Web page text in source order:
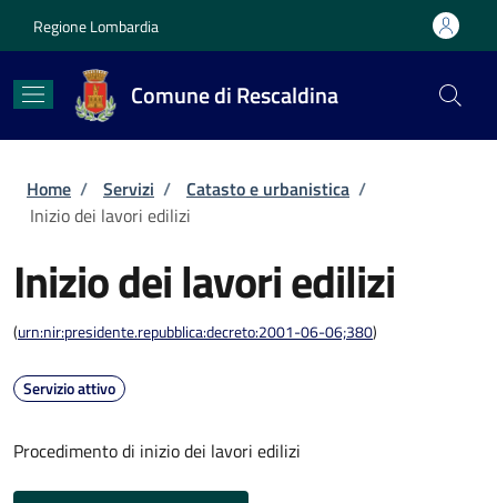
Regione Lombardia
Comune di Rescaldina
Briciole di pane
Home / Servizi / Catasto e urbanistica /
Inizio dei lavori edilizi
Inizio dei lavori edilizi
(urn:nir:presidente.repubblica:decreto:2001-06-06;380)
Servizio attivo
Procedimento di inizio dei lavori edilizi